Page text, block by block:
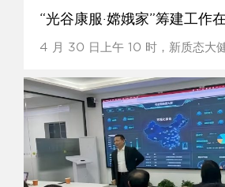
“光谷康服·嫦娥家”筹建工作